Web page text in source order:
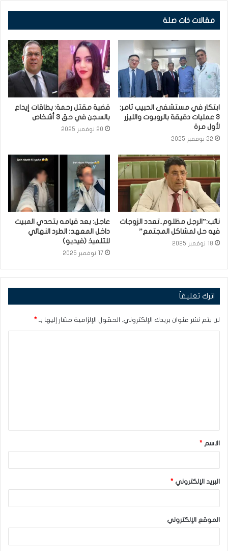
مقالات ذات صلة
ابتكار في مستشفى الحبيب ثامر:
3 عمليات دقيقة بالروبوت والليزر
لأول مرة
22 نوفمبر 2025
قضية مقتل رحمة: بطاقات إيداع
بالسجن في حق 3 أشخاص
20 نوفمبر 2025
نائب:”الرجل مظلوم..تعدد الزوجات
فيه حل لمشاكل المجتمع”
18 نوفمبر 2025
عاجل: بعد قيامه بتحدي المبيت
داخل المعهد: الطرد النهائي
للتلميذ (فيديو)
17 نوفمبر 2025
اترك تعليقاً
لن يتم نشر عنوان بريدك الإلكتروني. الحقول الإلزامية مشار إليها بـ *
ق
*الاسم *
البريد الإلكتروني *
الموقع الإلكتروني